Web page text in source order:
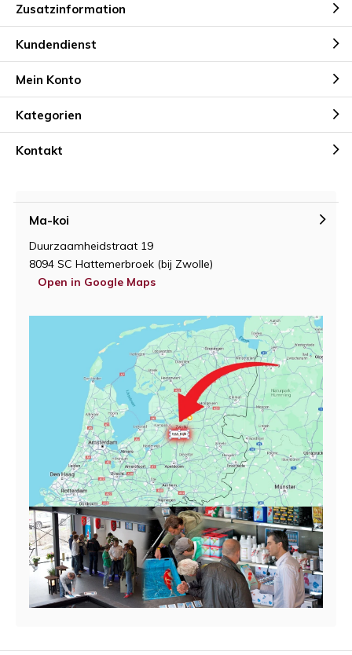
Zusatzinformation
Kundendienst
Mein Konto
Kategorien
Kontakt
Ma-koi
Duurzaamheidstraat 19
8094 SC Hattemerbroek (bij Zwolle)
Open in Google Maps